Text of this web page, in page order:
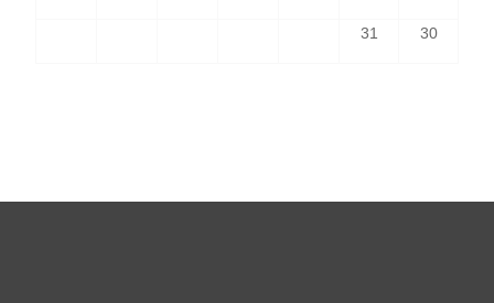
30
31